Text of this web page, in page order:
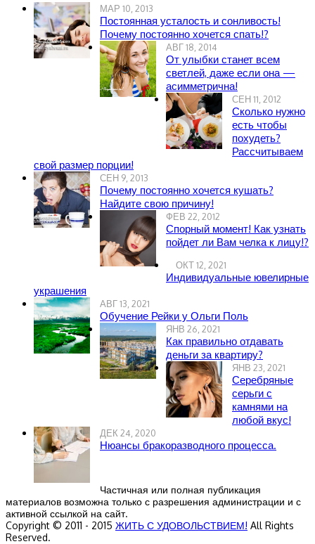
МАР 10, 2013
Постоянная усталость и сонливость!
Почему постоянно хочется спать!?
АВГ 18, 2014
От улыбки станет всем
светлей, даже если она —
асимметрична!
СЕН 11, 2012
Сколько нужно
есть чтобы
похудеть?
Рассчитываем
свой размер порции!
СЕН 9, 2013
Почему постоянно хочется кушать?
Найдите свою причину!
ФЕВ 22, 2012
Спорный момент! Как узнать
пойдет ли Вам челка к лицу!?
ОКТ 12, 2021
Индивидуальные ювелирные
украшения
АВГ 13, 2021
Обучение Рейки у Ольги Поль
ЯНВ 26, 2021
Как правильно отдавать
деньги за квартиру?
ЯНВ 23, 2021
Серебряные
серьги с
камнями на
любой вкус!
ДЕК 24, 2020
Нюансы бракоразводного процесса.
Частичная или полная публикация
материалов возможна только с разрешения администрации и с
активной ссылкой на сайт.
Copyright © 2011 - 2015 ЖИТЬ С УДОВОЛЬСТВИЕМ! All Rights
Reserved.